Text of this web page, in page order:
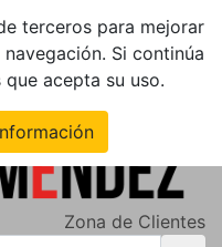
terceros para mejorar
Si continúa
acepta su uso.
Zona de Clientes